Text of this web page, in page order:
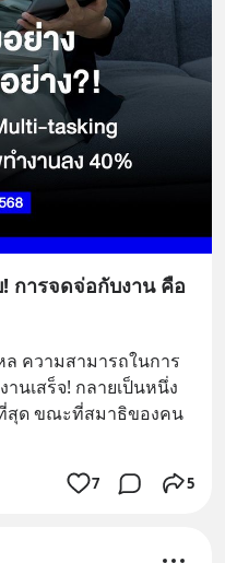
การจดจ่อกับงาน คือ
ความสามารถในการ
นเสร็จ! กลายเป็นหนึ่ง
สุด ขณะที่สมาธิของคน
7 5